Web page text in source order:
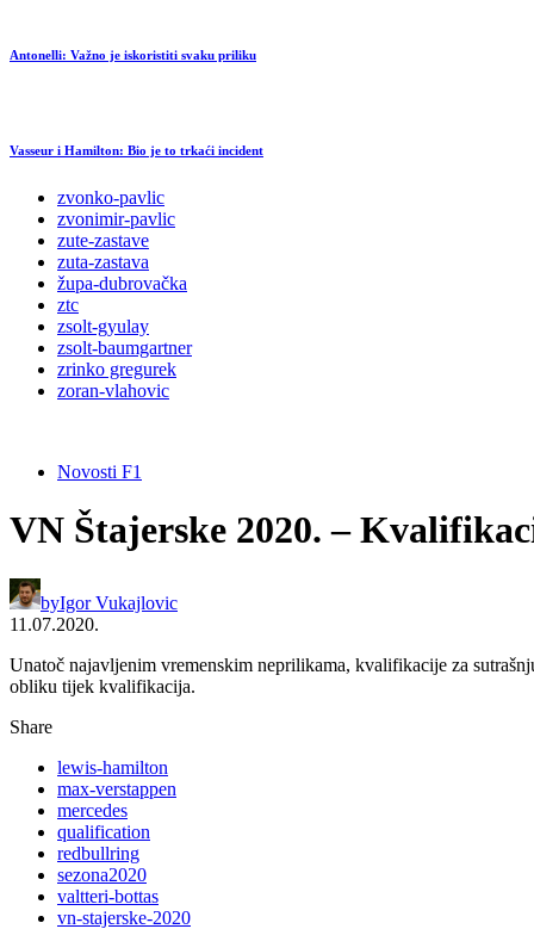
Antonelli: Važno je iskoristiti svaku priliku
Vasseur i Hamilton: Bio je to trkaći incident
zvonko-pavlic
zvonimir-pavlic
zute-zastave
zuta-zastava
župa-dubrovačka
ztc
zsolt-gyulay
zsolt-baumgartner
zrinko gregurek
zoran-vlahovic
Novosti F1
VN Štajerske 2020. –
byIgor Vukajlovic
11.07.2020.
Unatoč najavljenim vremenskim neprilikama, kvalifikacije za
obliku tijek kvalifikacija.
Share
lewis-hamilton
max-verstappen
mercedes
qualification
redbullring
sezona2020
valtteri-bottas
vn-stajerske-2020